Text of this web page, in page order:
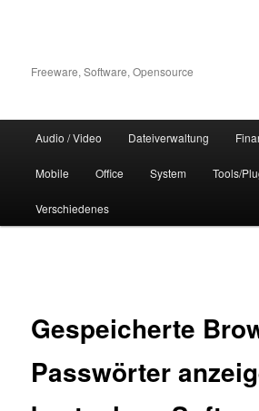
Freeware, Software, Opensource
Audio / Video Dateiverwaltung
Mobile Office System Tools/
Verschiedenes
Gespeicherte
Passwörter